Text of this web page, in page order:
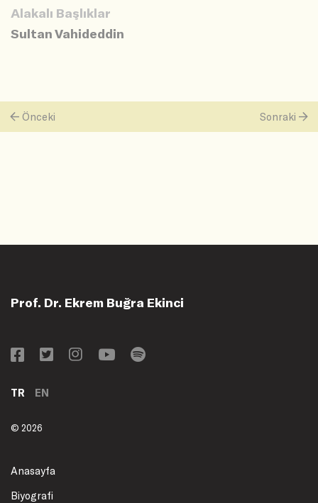
Alakalı Başlıklar
Sultan Vahideddin
Önceki Sonraki
Prof. Dr. Ekrem Buğra Ekinci
TR EN
© 2026
Anasayfa
Biyografi